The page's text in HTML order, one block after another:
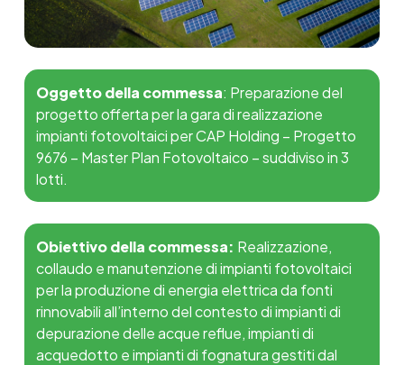
Oggetto della commessa: Preparazione del
progetto offerta per la gara di realizzazione
impianti fotovoltaici per CAP Holding – Progetto
9676 – Master Plan Fotovoltaico – suddiviso in 3
lotti.
Obiettivo della commessa: Realizzazione,
collaudo e manutenzione di impianti fotovoltaici
per la produzione di energia elettrica da fonti
rinnovabili all’interno del contesto di impianti di
depurazione delle acque reflue, impianti di
acquedotto e impianti di fognatura gestiti dal